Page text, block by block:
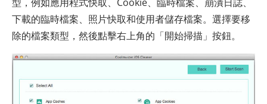
下載的臨時檔案、照片快取和使用者儲存檔案。選擇要移
除的檔案類型，然後點擊右上角的「開始掃描」按鈕。